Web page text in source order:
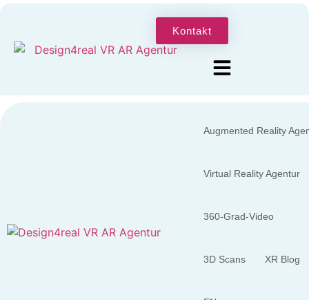
Kontakt
Augmented Reality
Virtual Reality Agentur
360-Grad-Video
3D Scans XR Blog